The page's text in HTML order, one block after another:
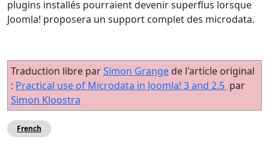
plugins installés pourraient devenir superflus lorsque
Joomla! proposera un support complet des microdata.
Traduction libre parSimon Grangede l'article original
: Practical use of Microdata in Joomla! 3 and 2.5 par
Simon Kloostra
French